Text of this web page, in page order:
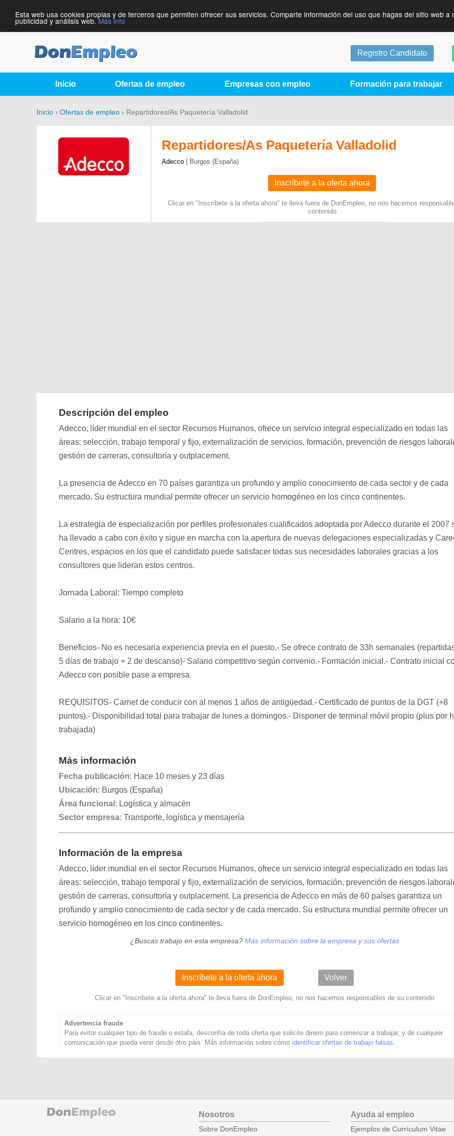
Esta web usa cookies propias y de terceros que permiten ofrecer sus servicios. Comparte información del uso que hagas del sitio web
publicidad y análisis web.Más info
Registro Candidato
Inicio Ofertas de empleo Empresas con empleo Formación para trabajar
Inicio › Ofertas de empleo › Repartidores/As Paquetería Valladolid
Repartidores/As Paquetería Valladolid
Adecco | Burgos (España)
Inscríbete a la oferta ahora
Clicar en "Inscríbete a la oferta ahora" te lleva fuera de DonEmpleo, no nos hacemos
contenido
Descripción del empleo
Adecco, líder mundial en el sector Recursos Humanos, ofrece un servicio integral especializado en todas las
áreas: selección, trabajo temporal y fijo, externalización de servicios, formación, prevención de riesgos
gestión de carreras, consultoría y outplacement.
La presencia de Adecco en 70 países garantiza un profundo y amplio conocimiento de cada sector y de cada
mercado. Su estructura mundial permite ofrecer un servicio homogéneo en los cinco continentes.
La estrategia de especialización por perfiles profesionales cualificados adoptada por Adecco durante el 2007
ha llevado a cabo con éxito y sigue en marcha con la apertura de nuevas delegaciones especializadas y
Centres, espacios en los que el candidato puede satisfacer todas sus necesidades laborales gracias a los
consultores que lideran estos centros.
Jornada Laboral: Tiempo completo
Salario a la hora: 10€
Beneficios- No es necesaria experiencia previa en el puesto.- Se ofrece contrato de 33h semanales
5 días de trabajo + 2 de descanso)- Salario competitivo según convenio.- Formación inicial.- Contrato inicial
Adecco con posible pase a empresa.
REQUISITOS- Carnet de conducir con al menos 1 años de antigüedad.- Certificado de puntos de la DGT (+8
puntos).- Disponibilidad total para trabajar de lunes a domingos.- Disponer de terminal móvil propio (plus por
trabajada)
Más información
Fecha publicación: Hace 10 meses y 23 días
Ubicación: Burgos (España)
Área funcional : Logística y almacén
Sector empresa: Transporte, logística y mensajería
Información de la empresa
Adecco, líder mundial en el sector Recursos Humanos, ofrece un servicio integral especializado en todas las
áreas: selección, trabajo temporal y fijo, externalización de servicios, formación, prevención de riesgos
gestión de carreras, consultoría y outplacement. La presencia de Adecco en más de 60 países garantiza un
profundo y amplio conocimiento de cada sector y de cada mercado. Su estructura mundial permite ofrecer un
servicio homogéneo en los cinco continentes.
¿Buscas trabajo en esta empresa? Más información sobre la empresa y sus ofertas
Inscríbete a la oferta ahora Volver
Clicar en "Inscríbete a la oferta ahora" te lleva fuera de DonEmpleo, no nos hacemos responsables de su contenido
Advertencia fraude
Para evitar cualquier tipo de fraude o estafa, desconfía de toda oferta que solicite dinero para comenzar a trabajar, y de cualquier
comunicación que pueda venir desde otro páis. Más información sobre cómo identificar ofertas de trabajo falsas.
Nosotros
Sobre DonEmpleo
Ayuda al empleo
Ejemplos de Currículum Vitae